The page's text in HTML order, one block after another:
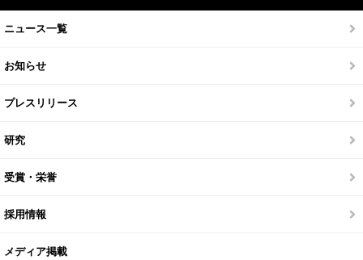
ニュース一覧
お知らせ
プレスリリース
研究
受賞・栄誉
採用情報
メディア掲載